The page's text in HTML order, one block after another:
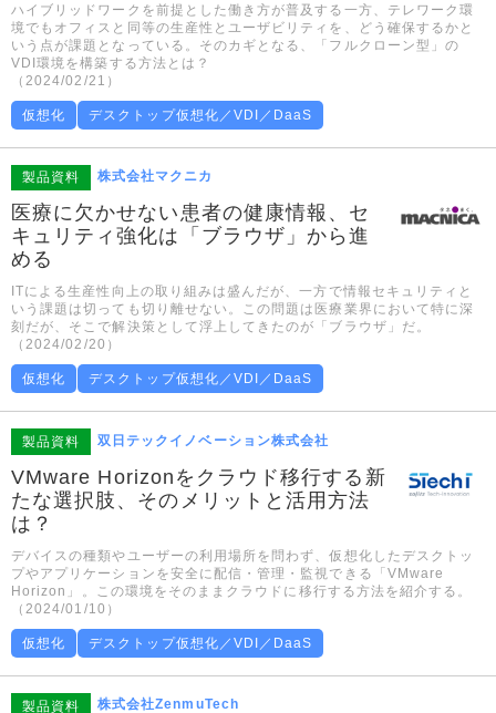
ハイブリッドワークを前提とした働き方が普及する一方、テレワーク環
境でもオフィスと同等の生産性とユーザビリティを、どう確保するかと
いう点が課題となっている。そのカギとなる、「フルクローン型」の
VDI環境を構築する方法とは？
（2024/02/21）
仮想化 デスクトップ仮想化／VDI／DaaS
製品資料 株式会社マクニカ
医療に欠かせない患者の健康情報、セ
キュリティ強化は「ブラウザ」から進
める
ITによる生産性向上の取り組みは盛んだが、一方で情報セキュリティと
いう課題は切っても切り離せない。この問題は医療業界において特に深
刻だが、そこで解決策として浮上してきたのが「ブラウザ」だ。
（2024/02/20）
仮想化 デスクトップ仮想化／VDI／DaaS
製品資料 双日テックイノベーション株式会社
VMware Horizonをクラウド移行する新
たな選択肢、そのメリットと活用方法
は？
デバイスの種類やユーザーの利用場所を問わず、仮想化したデスクトッ
プやアプリケーションを安全に配信・管理・監視できる「VMware
Horizon」。この環境をそのままクラウドに移行する方法を紹介する。
（2024/01/10）
仮想化 デスクトップ仮想化／VDI／DaaS
製品資料 株式会社ZenmuTech